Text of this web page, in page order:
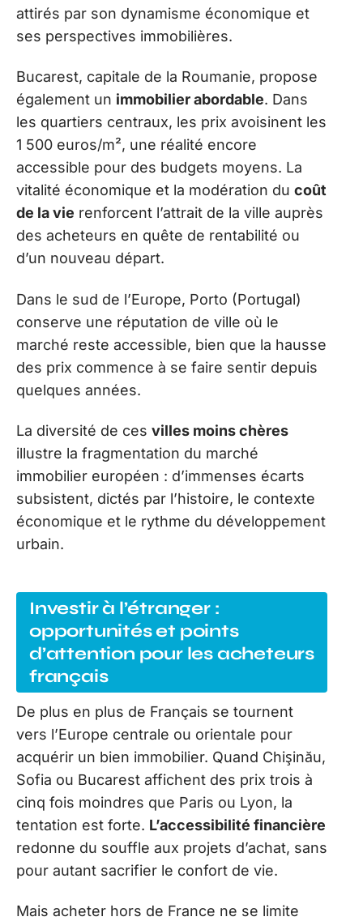
attirés par son dynamisme économique et
ses perspectives immobilières.
Bucarest, capitale de la Roumanie, propose
également un immobilier abordable. Dans
les quartiers centraux, les prix avoisinent les
1 500 euros/m², une réalité encore
accessible pour des budgets moyens. La
vitalité économique et la modération du coût
de la vie renforcent l’attrait de la ville auprès
des acheteurs en quête de rentabilité ou
d’un nouveau départ.
Dans le sud de l’Europe, Porto (Portugal)
conserve une réputation de ville où le
marché reste accessible, bien que la hausse
des prix commence à se faire sentir depuis
quelques années.
La diversité de ces villes moins chères
illustre la fragmentation du marché
immobilier européen : d’immenses écarts
subsistent, dictés par l’histoire, le contexte
économique et le rythme du développement
urbain.
Investir à l’étranger :
opportunités et points
d’attention pour les acheteurs
français
De plus en plus de Français se tournent
vers l’Europe centrale ou orientale pour
acquérir un bien immobilier. Quand Chişinău,
Sofia ou Bucarest affichent des prix trois à
cinq fois moindres que Paris ou Lyon, la
tentation est forte. L’accessibilité financière
redonne du souffle aux projets d’achat, sans
pour autant sacrifier le confort de vie.
Mais acheter hors de France ne se limite